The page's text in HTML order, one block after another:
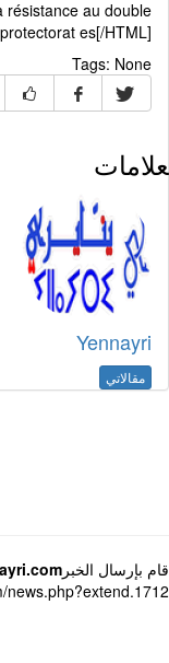
résistance au double
protectorat es[/HTML]
Tags:None
Yennayri
مقالاتي
بإرسال الخبر